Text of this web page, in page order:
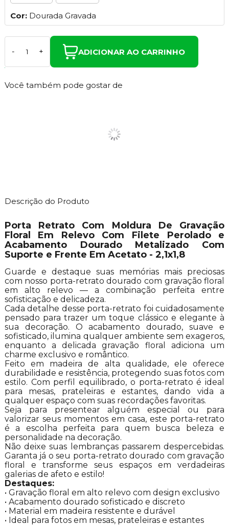
Cor: Dourada Gravada
- + ADICIONAR AO CARRINHO
Você também pode gostar de
Descrição do Produto
Porta Retrato Com Moldura De Gravação
Floral Em Relevo Com Filete Perolado e
Acabamento Dourado Metalizado Com
Suporte e Frente Em Acetato - 2,1x1,8
Guarde e destaque suas memórias mais preciosas
com nosso porta-retrato dourado com gravação floral
em alto relevo — a combinação perfeita entre
sofisticação e delicadeza.
Cada detalhe desse porta-retrato foi cuidadosamente
pensado para trazer um toque clássico e elegante à
sua decoração. O acabamento dourado, suave e
sofisticado, ilumina qualquer ambiente sem exageros,
enquanto a delicada gravação floral adiciona um
charme exclusivo e romântico.
Feito em madeira de alta qualidade, ele oferece
durabilidade e resistência, protegendo suas fotos com
estilo. Com perfil equilibrado, o porta-retrato é ideal
para mesas, prateleiras e estantes, dando vida a
qualquer espaço com suas recordações favoritas.
Seja para presentear alguém especial ou para
valorizar seus momentos em casa, este porta-retrato
é a escolha perfeita para quem busca beleza e
personalidade na decoração.
Não deixe suas lembranças passarem despercebidas.
Garanta já o seu porta-retrato dourado com gravação
floral e transforme seus espaços em verdadeiras
galerias de afeto e estilo!
Destaques:
• Gravação floral em alto relevo com design exclusivo
• Acabamento dourado sofisticado e discreto
• Material em madeira resistente e durável
• Ideal para fotos em mesas, prateleiras e estantes